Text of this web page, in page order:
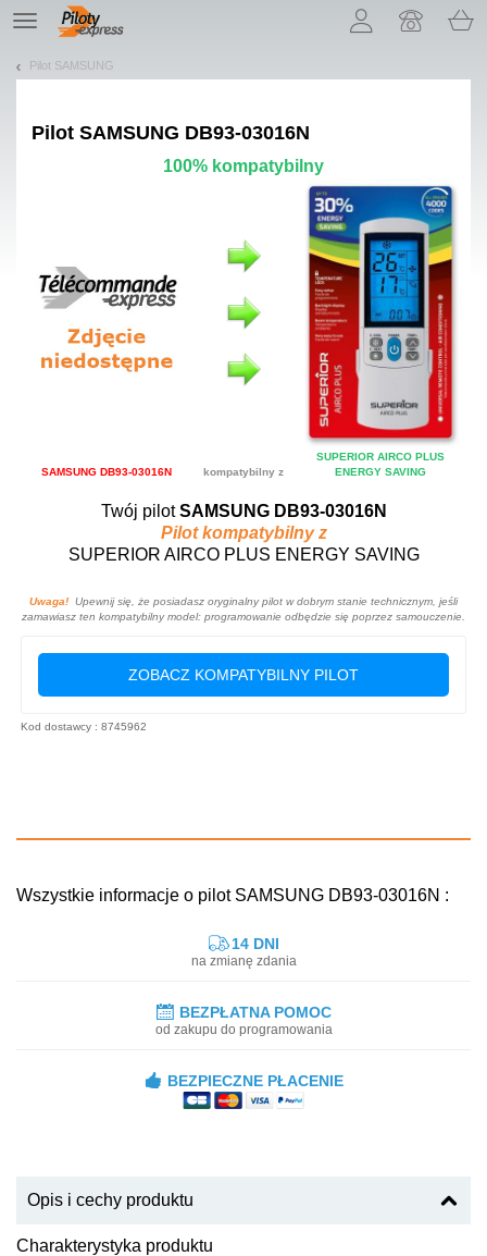
TE
navigation
Pilot SAMSUNG
Pilot SAMSUNG DB93-03016N
100% kompatybilny
SAMSUNG DB93-03016N kompatybilny z
SUPERIOR AIRCO PLUS
ENERGY SAVING
Twój pilotSAMSUNG DB93-03016N
Pilot kompatybilny z
SUPERIOR AIRCO PLUS ENERGY SAVING
Uwaga! Upewnij się, że posiadasz oryginalny pilot w dobrym stanie technicznym, jeśli
zamawiasz ten kompatybilny model: programowanie odbędzie się poprzez samouczenie.
ZOBACZ KOMPATYBILNY PILOT
Kod dostawcy : 8745962
Wszystkie informacje o pilot SAMSUNG DB93-03016N :
14 DNI
na zmianę zdania
BEZPŁATNA POMOC
od zakupu do programowania
BEZPIECZNE PŁACENIE
Opis i cechy produktu
Charakterystyka produktu
Pozwól, że przedstawimy nasze ciasteczka!